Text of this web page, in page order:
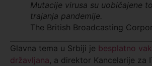
Mutacije virusa su uobičajene
trajanja pandemije.
The British Broadcasting
Glavna tema u Srbiji je besplatno
državljana, a direktor Kancelarije za